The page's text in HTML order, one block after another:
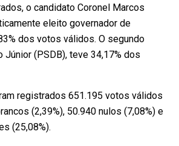
o candidato Coronel Marcos
eleito governador de
dos votos válidos. O segundo
Júnior (PSDB), teve 34,17% dos
registrados 651.195 votos válidos
(2,39%), 50.940 nulos (7,08%) e
(25,08%).